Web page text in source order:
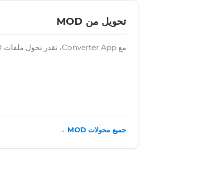
تحويل من MOD
مع Converter App، تقدر تحول ملفات MOD إلى العديد من الصيغ الأخرى.
جميع محولات MOD →